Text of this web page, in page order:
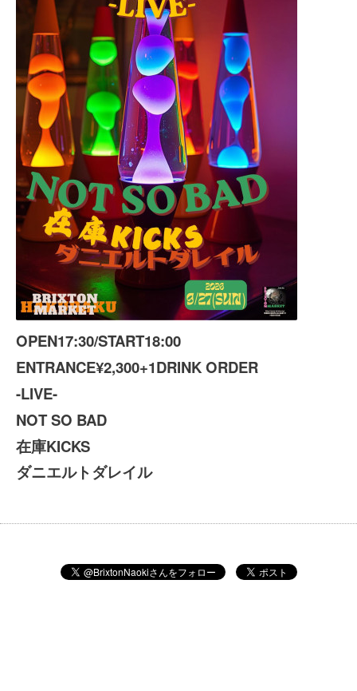
OPEN17:30/START18:00
ENTRANCE¥2,300+1DRINK ORDER
-LIVE-
NOT SO BAD
在庫KICKS
ダニエルトダレイル